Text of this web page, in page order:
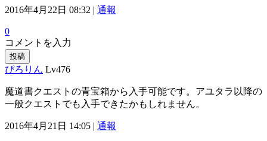
2016年4月22日 08:32 | 通報
0
コメントを入力
投稿
ぴろりん Lv476
魔道書クエストの青宝箱から入手可能です。アユタラ以降の
一般クエストでも入手できたかもしれません。
2016年4月21日 14:05 | 通報